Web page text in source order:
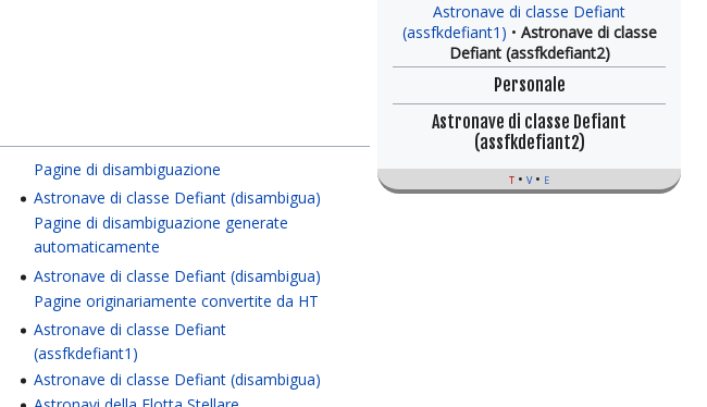
Astronave di classe Defiant
(assfkdefiant1)
Astronave di classe
Defiant (assfkdefiant2)
Personale
Astronave di classe Defiant
(assfkdefiant2)
t v e
Pagine di disambiguazione
Astronave di classe Defiant (disambigua)
Pagine di disambiguazione generate
automaticamente
Astronave di classe Defiant (disambigua)
Pagine originariamente convertite da HT
Astronave di classe Defiant
(assfkdefiant1)
Astronave di classe Defiant (disambigua)